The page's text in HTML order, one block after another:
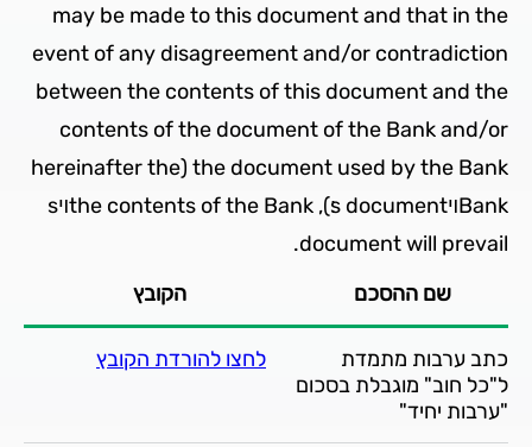
may be made to this document and that in the
event of any disagreement and/or contradiction
between the contents of this document and the
contents of the document of the Bank and/or
the document used by the Bank (hereinafter the
Bankױs document׃), the contents of the Bankױs
document will prevail.
שם ההסכם
הקובץ
כתב ערבות מתמדת
ל"כל חוב" מוגבלת בסכום
"ערבות יחיד"
לחצו להורדת הקובץ